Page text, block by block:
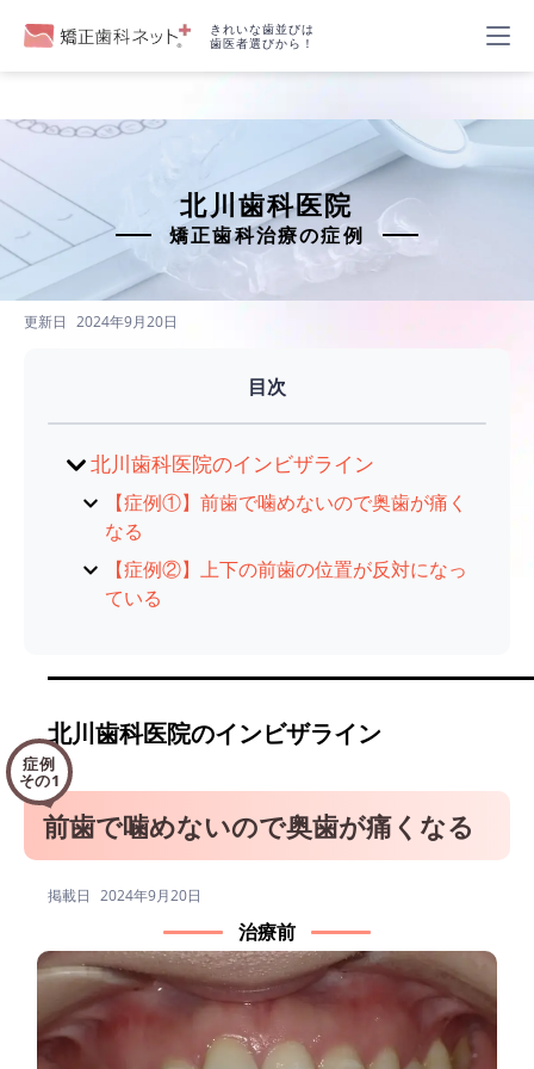
きれいな歯並びは
歯医者選びから！
北川歯科医院
矯正歯科治療の症例
更新日 2024年9月20日
目次
北川歯科医院のインビザライン
【症例①】前歯で噛めないので奥歯が痛く
なる
【症例②】上下の前歯の位置が反対になっ
ている
北川歯科医院のインビザライン
症例
その1
前歯で噛めないので奥歯が痛くなる
掲載日 2024年9月20日
治療前